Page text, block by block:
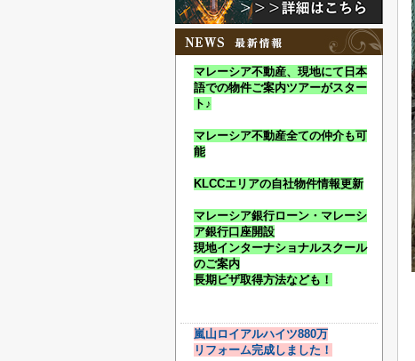
マレーシア不動産、現地にて日本
語での物件ご案内ツアーがスター
ト♪
マレーシア不動産全ての仲介も可
能
KLCCエリアの自社物件情報更新
マレーシア銀行ローン・マレーシ
ア銀行口座開設
現地インターナショナルスクール
のご案内
長期ビザ取得方法なども！
嵐山ロイアルハイツ880万
リフォーム完成しました！